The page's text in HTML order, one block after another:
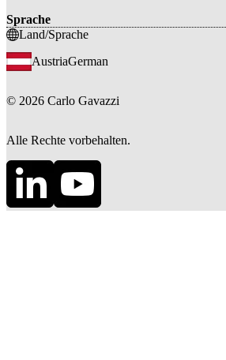
Sprache
Land/Sprache
AustriaGerman
© 2026 Carlo Gavazzi
Alle Rechte vorbehalten.